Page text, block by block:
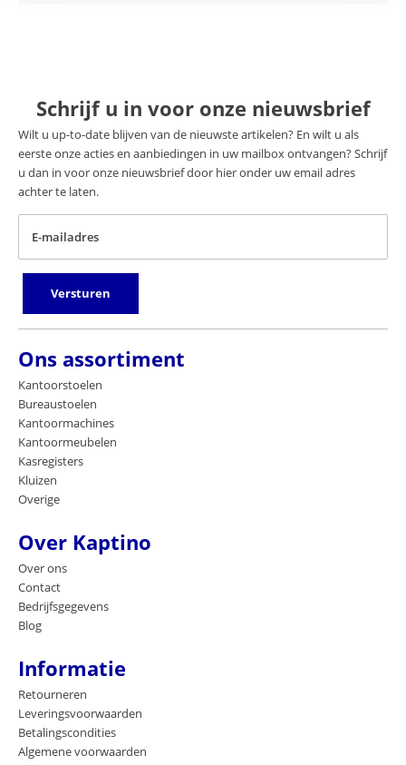
Schrijf u in voor onze nieuwsbrief
Wilt u up-to-date blijven van de nieuwste artikelen? En wilt u als
eerste onze acties en aanbiedingen in uw mailbox ontvangen? Schrijf
u dan in voor onze nieuwsbrief door hier onder uw email adres
achter te laten.
E-mailadres
Versturen
Ons assortiment
Kantoorstoelen
Bureaustoelen
Kantoormachines
Kantoormeubelen
Kasregisters
Kluizen
Overige
Over Kaptino
Over ons
Contact
Bedrijfsgegevens
Blog
Informatie
Retourneren
Leveringsvoorwaarden
Betalingscondities
Algemene voorwaarden